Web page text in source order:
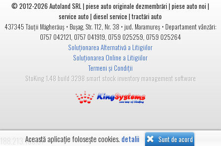
© 2012-2026Autoland SRL | piese auto originale dezmembrări | piese auto noi |
service auto | diesel service | tractări auto
437345 Tăuții Măgherăuș• Bușag, Str. 112, Nr. 38 • jud. Maramureș • Departament vânzări:
0757 042121, 0757 041919, 0759 025259, 0759 025264
Soluționarea Alternativă a Litigiilor
Soluționarea Online a Litigiilor
Termeni și Condiții
StoKing 1.48 build 3298 smart stock inventory management software
Această aplicație folosește cookies. detalii Sunt de acord
188.213.133.67